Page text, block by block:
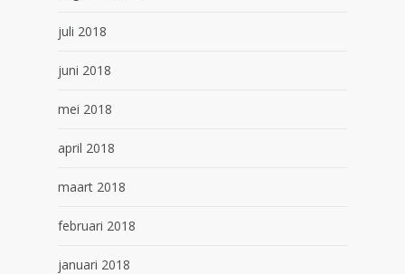
juli 2018
juni 2018
mei 2018
april 2018
maart 2018
februari 2018
januari 2018